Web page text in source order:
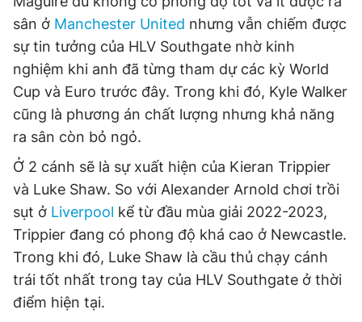
Phó tổng biên tập: Lâm Hiếu Dũng
Phó tổng biên tập: Trần Việt Hưng
Tổng thư ký tòa soạn: Đức Trung
Giấy phép xuất bản số 110/GP - BTTTT cấp ngày 24.3.2020
© 2003-2026 Bản quyền thuộc về Báo Thanh Niên. Cấm sao
chép dưới mọi hình thức nếu không có sự chấp thuận bằng văn
bản. Phát triển bởi ePi Technologies, JSC.
sân ở Manchester United nhưng vẫn chiếm được
sự tin tưởng của HLV Southgate nhờ kinh
nghiệm khi anh đã từng tham dự các kỳ World
Cup và Euro trước đây. Trong khi đó, Kyle Walker
cũng là phương án chất lượng nhưng khả năng
ra sân còn bỏ ngỏ.
Ở 2 cánh sẽ là sự xuất hiện của Kieran Trippier
và Luke Shaw. So với Alexander Arnold chơi trồi
sụt ở Liverpool kể từ đầu mùa giải 2022-2023,
Trippier đang có phong độ khá cao ở Newcastle.
Trong khi đó, Luke Shaw là cầu thủ chạy cánh
trái tốt nhất trong tay của HLV Southgate ở thời
điểm hiện tại.